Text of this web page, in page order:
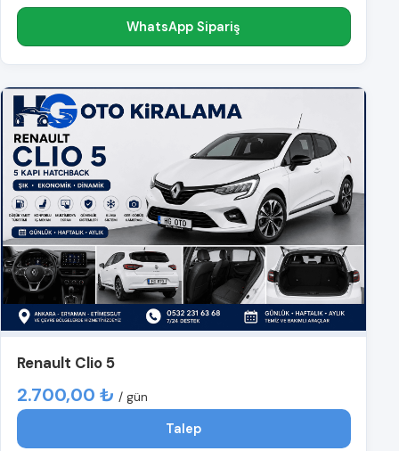
WhatsApp Sipariş
Renault Clio 5
2.700,00 ₺ / gün
Talep